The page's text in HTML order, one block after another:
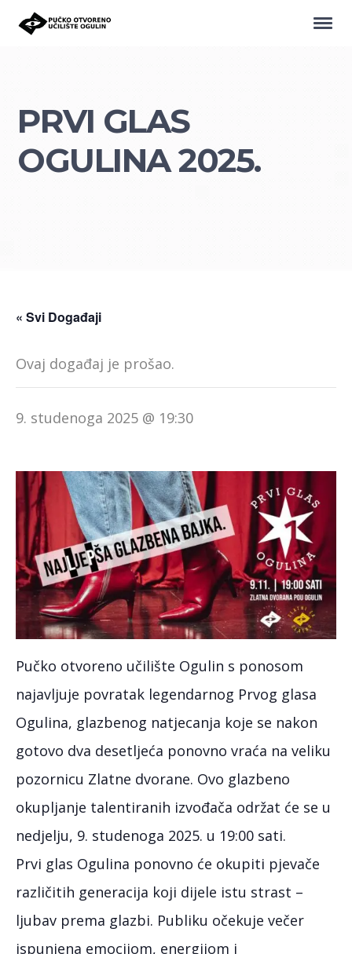
PRVI GLAS
OGULINA 2025.
« Svi Događaji
Ovaj događaj je prošao.
9. studenoga 2025 @ 19:30
Pučko otvoreno učilište Ogulin s ponosom
najavljuje povratak legendarnog Prvog glasa
Ogulina, glazbenog natjecanja koje se nakon
gotovo dva desetljeća ponovno vraća na veliku
pozornicu Zlatne dvorane. Ovo glazbeno
okupljanje talentiranih izvođača održat će se u
nedjelju, 9. studenoga 2025. u 19:00 sati.
Prvi glas Ogulina ponovno će okupiti pjevače
različitih generacija koji dijele istu strast –
ljubav prema glazbi. Publiku očekuje večer
ispunjena emocijom, energijom i